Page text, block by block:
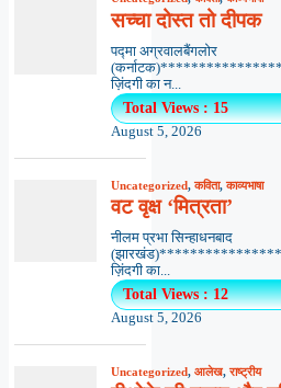
सच्चा दोस्त तो दीपक
पद्मा अग्रवालबैंगलोर
ज़िंदगी का न...
Total Views : 15
August 5, 2026
Uncategorized,कविता,काव्यभाषा
वट वृक्ष ‘मित्रता’
नीलम प्रभा सिन्हाधनबाद
ज़िंदगी का...
Total Views : 12
August 5, 2026
Uncategorized, आलेख,राष्ट्रीय